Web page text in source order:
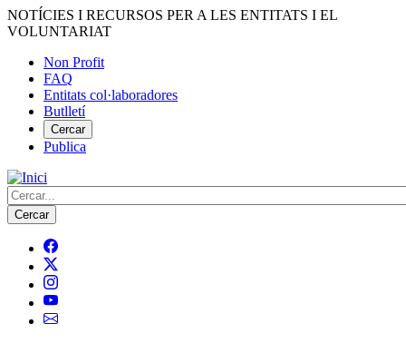
Vés
al
NOTÍCIES I RECURSOS PER A LES ENTITATS I EL
VOLUNTARIAT
Menú
del
compte
d'usuari
Non Profit
FAQ
Entitats col·laboradores
Butlletí
Cercar
Publica
Cerca